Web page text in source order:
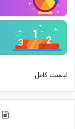
لیست کامل